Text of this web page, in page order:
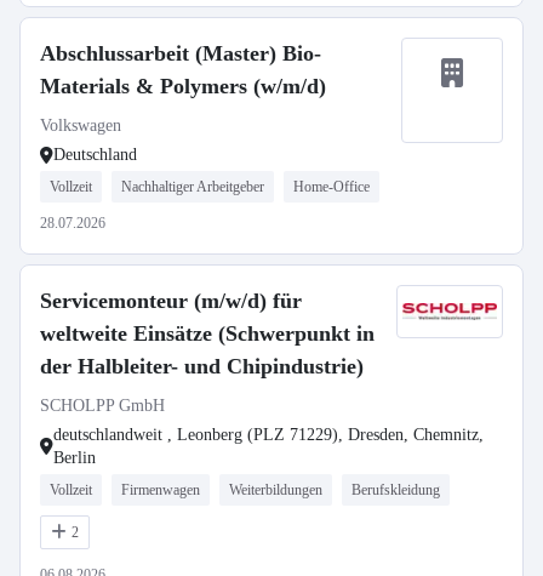
Abschlussarbeit (Master) Bio-
Materials & Polymers (w/m/d)
Volkswagen
Deutschland
Vollzeit Nachhaltiger Arbeitgeber Home-Office
28.07.2026
Servicemonteur (m/w/d) für
weltweite Einsätze (Schwerpunkt in
der Halbleiter- und Chipindustrie)
SCHOLPP GmbH
deutschlandweit , Leonberg (PLZ 71229), Dresden, Chemnitz,
Berlin
Vollzeit Firmenwagen Weiterbildungen Berufskleidung
2